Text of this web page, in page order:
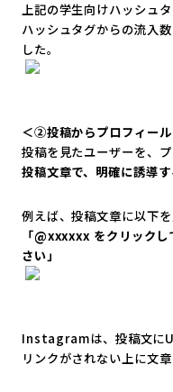
上記の学生向けハッシュ
ハッシュタグからの流入
した。
＜②投稿からプロフィー
投稿を見たユーザーを、
投稿文章で、明確に誘導
例えば、投稿文章に以下を
「@xxxxxx をクリック
さい」
Instagramは、投稿文に
リンクがされない上に文